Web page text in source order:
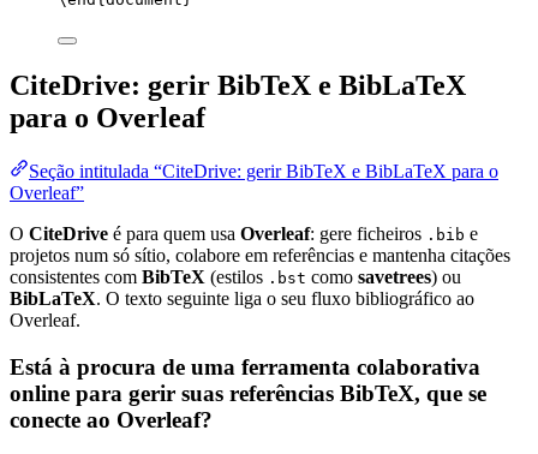
CiteDrive: gerir BibTeX e BibLaTeX
para o Overleaf
Seção intitulada “CiteDrive: gerir BibTeX e BibLaTeX para o
Overleaf”
O CiteDrive é para quem usa Overleaf: gere ficheiros .bib e
projetos num só sítio, colabore em referências e mantenha citações
consistentes com BibTeX (estilos .bst como savetrees) ou
BibLaTeX. O texto seguinte liga o seu fluxo bibliográfico ao
Overleaf.
Está à procura de uma ferramenta colaborativa
online para gerir suas referências BibTeX, que se
conecte ao Overleaf?